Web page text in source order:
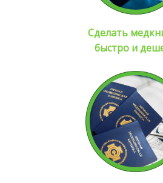
Сделать
быстро и